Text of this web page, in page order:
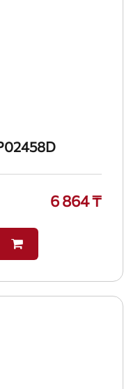
6 864 ₸